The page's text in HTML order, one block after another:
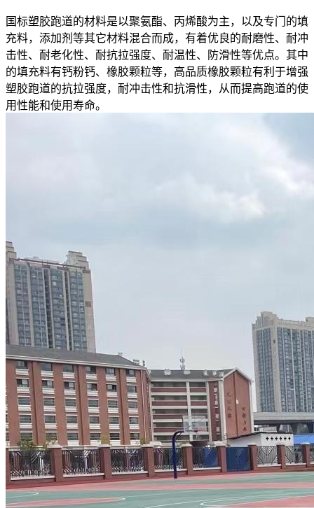
国标塑胶跑道的材料是以聚氨酯、丙烯酸为主，以及专门的填
充料，添加剂等其它材料混合而成，有着优良的耐磨性、耐冲
击性、耐老化性、耐抗拉强度、耐温性、防滑性等优点。其中
的填充料有钙粉钙、橡胶颗粒等，高品质橡胶颗粒有利于增强
塑胶跑道的抗拉强度，耐冲击性和抗滑性，从而提高跑道的使
用性能和使用寿命。